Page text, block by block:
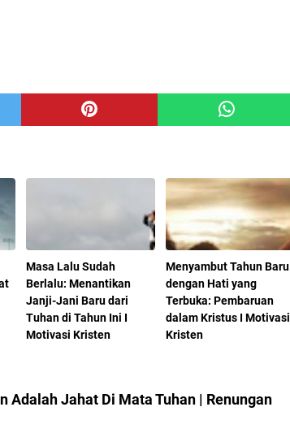
Masa Lalu Sudah
Berlalu: Menantikan
Janji-Jani Baru dari
Tuhan di Tahun Ini I
Motivasi Kristen
Menyambut Tahun Baru
dengan Hati yang
Terbuka: Pembaruan
dalam Kristus I Motivasi
Kristen
Adalah Jahat Di Mata Tuhan | Renungan